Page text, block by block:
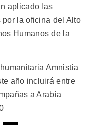
aplicado las
la oficina del Alto
Humanos de la
Amnistía
año incluirá entre
a Arabia